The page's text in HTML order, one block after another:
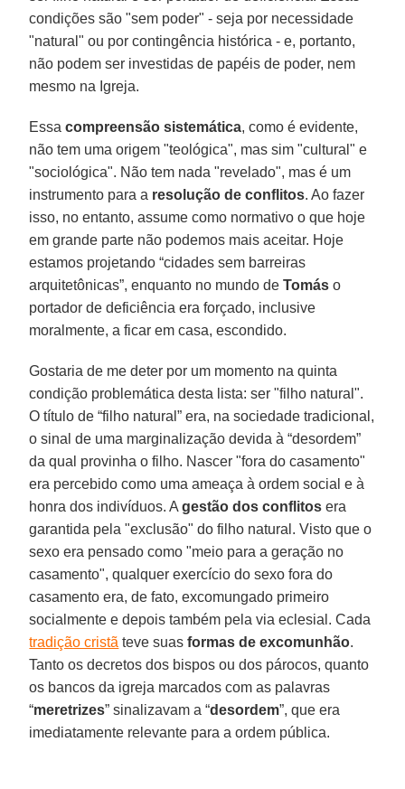
condições são "sem poder" - seja por necessidade
"natural" ou por contingência histórica - e, portanto,
não podem ser investidas de papéis de poder, nem
mesmo na Igreja.
Essacompreensão sistemática, como é evidente,
não tem uma origem "teológica", mas sim "cultural" e
"sociológica". Não tem nada "revelado", mas é um
instrumento para a resolução de conflitos. Ao fazer
isso, no entanto, assume como normativo o que hoje
em grande parte não podemos mais aceitar. Hoje
estamos projetando “cidades sem barreiras
arquitetônicas”, enquanto no mundo deTomás o
portador de deficiência era forçado, inclusive
moralmente, a ficar em casa, escondido.
Gostaria de me deter por um momento na quinta
condição problemática desta lista: ser "filho natural".
O título de “filho natural” era, na sociedade tradicional,
o sinal de uma marginalização devida à “desordem”
da qual provinha o filho. Nascer "fora do casamento"
era percebido como uma ameaça à ordem social e à
honra dos indivíduos. Agestão dos conflitos era
garantida pela "exclusão" do filho natural. Visto que o
sexo era pensado como "meio para a geração no
casamento", qualquer exercício do sexo fora do
casamento era, de fato, excomungado primeiro
socialmente e depois também pela via eclesial. Cada
tradição cristã teve suasformas de excomunhão.
Tanto os decretos dos bispos ou dos párocos, quanto
os bancos da igreja marcados com as palavras
“meretrizes” sinalizavam a “desordem”, que era
imediatamente relevante para a ordem pública.